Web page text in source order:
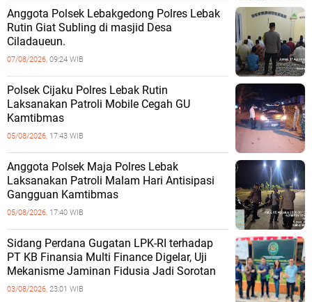
Anggota Polsek Lebakgedong Polres Lebak
Rutin Giat Subling di masjid Desa
Ciladaueun.
07/08/2026, 09:24 WIB
Polsek Cijaku Polres Lebak Rutin
Laksanakan Patroli Mobile Cegah GU
Kamtibmas
05/08/2026, 17:43 WIB
Anggota Polsek Maja Polres Lebak
Laksanakan Patroli Malam Hari Antisipasi
Gangguan Kamtibmas
05/08/2026, 17:40 WIB
Sidang Perdana Gugatan LPK-RI terhadap
PT KB Finansia Multi Finance Digelar, Uji
Mekanisme Jaminan Fidusia Jadi Sorotan
03/08/2026, 23:01 WIB